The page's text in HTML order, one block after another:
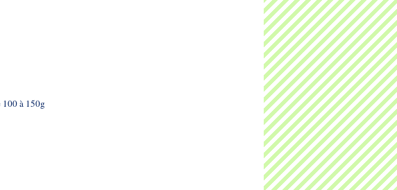
à 150g